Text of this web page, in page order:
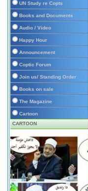
UN Study re Copts
Books and Documents
Audio / Video
Happy Hour
Announcement
Coptic Forum
Join us/ Standing Order
Books on sale
The Magazine
Cartoon
CARTOON